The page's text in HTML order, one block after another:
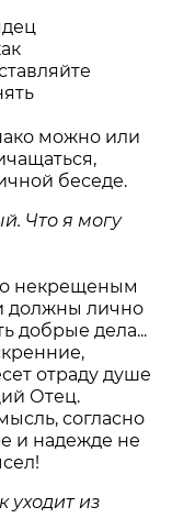
можно или
беседе.
Что я могу
некрещеным
должны лично
добрые дела...
отраду душе
Отец.
согласно
и надежде не
уходит из